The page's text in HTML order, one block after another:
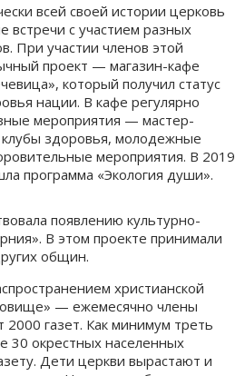
всей своей истории церковь
встречи с участием разных
При участии членов этой
проект — магазин-кафе
который получил статус
нации. В кафе регулярно
мероприятия — мастер-
клубы здоровья, молодежные
мероприятия. В 2019
программа «Экология души».
появлению культурно-
В этом проекте принимали
общин.
христианской
— ежемесячно члены
2000 газет. Как минимум треть
30 окрестных населенных
Дети церкви вырастают и